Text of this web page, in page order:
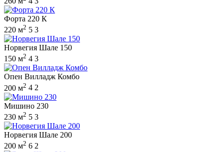
Форта 220 К
220 м2 5 3
Норвегия Шале 150
150 м2 4 3
Опен Вилладж Комбо
200 м2 4 2
Мишино 230
230 м2 5 3
Норвегия Шале 200
200 м2 6 2